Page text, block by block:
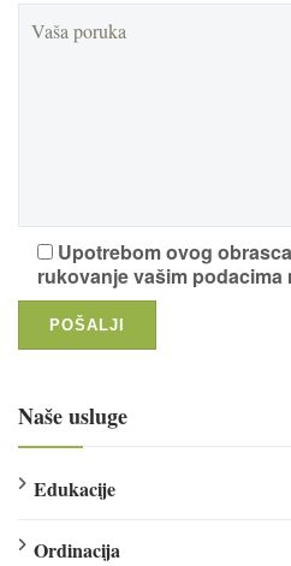
Upotrebom ovog
rukovanje vašim podacima
Naše usluge
Edukacije
Ordinacija